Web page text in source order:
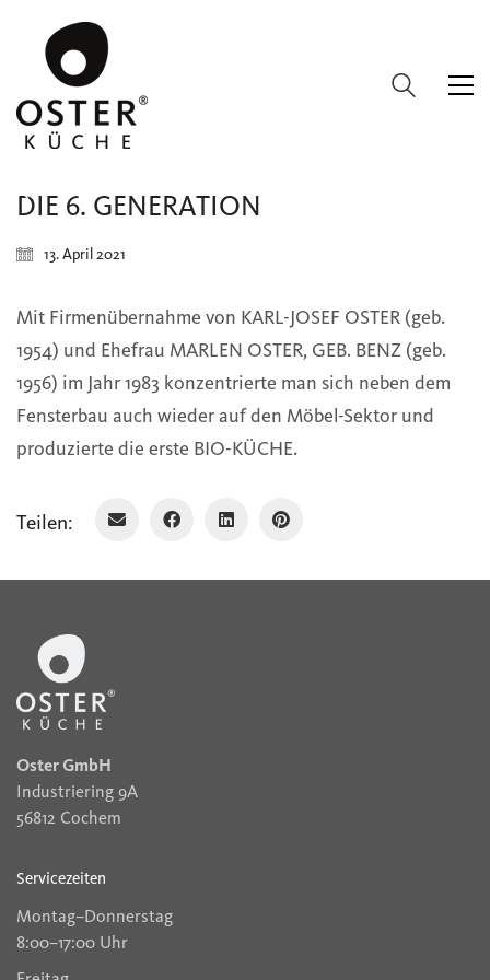
DIE 6. GENERATION
13. April 2021
Mit Firmenübernahme von KARL-JOSEF OSTER (geb.
1954) und Ehefrau MARLEN OSTER, GEB. BENZ (geb.
1956) im Jahr 1983 konzentrierte man sich neben dem
Fensterbau auch wieder auf den Möbel-Sektor und
produzierte die erste BIO-KÜCHE.
Teilen:
Oster GmbH
Industriering 9A
56812 Cochem
Servicezeiten
Montag–Donnerstag
8:00–17:00 Uhr